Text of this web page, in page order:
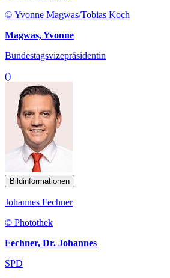
© Yvonne Magwas/Tobias Koch
Magwas, Yvonne
Bundestagsvizepräsidentin
()
Bildinformationen
Johannes Fechner
© Photothek
Fechner, Dr. Johannes
SPD